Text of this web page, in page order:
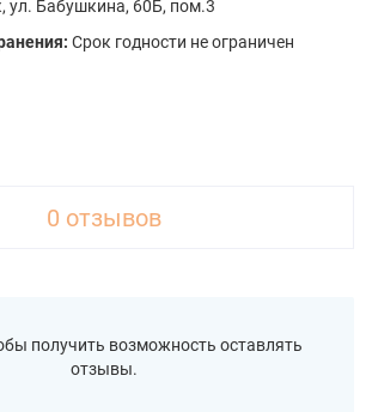
ул. Бабушкина, 60Б, пом.3
Срок годности не ограничен
0 отзывов
получить возможность оставлять
отзывы.